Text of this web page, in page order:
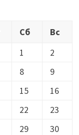
Сб
Вс
1
2
8
9
15
16
22
23
29
30